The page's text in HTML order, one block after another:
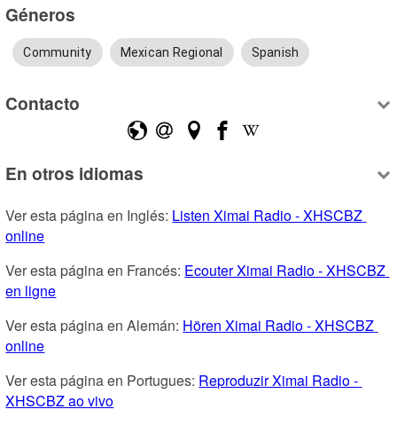
Géneros
Community Mexican Regional Spanish
Contacto
En otros idiomas
Ver esta página en Inglés: Listen Ximai Radio - XHSCBZ
online
Ver esta página en Francés: Ecouter Ximai Radio - XHSCBZ
en ligne
Ver esta página en Alemán: Hören Ximai Radio - XHSCBZ
online
Ver esta página en Portugues: Reproduzir Ximai Radio -
XHSCBZ ao vivo